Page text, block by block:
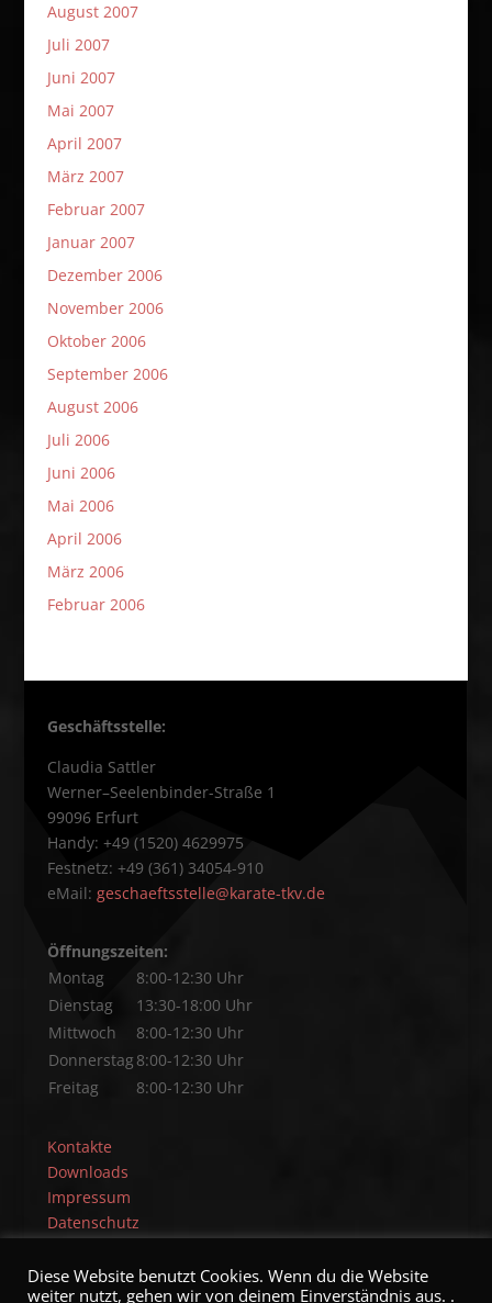
August 2007
Juli 2007
Juni 2007
Mai 2007
April 2007
März 2007
Februar 2007
Januar 2007
Dezember 2006
November 2006
Oktober 2006
September 2006
August 2006
Juli 2006
Juni 2006
Mai 2006
April 2006
März 2006
Februar 2006
Geschäftsstelle:
Claudia Sattler
Werner–Seelenbinder-Straße 1
99096 Erfurt
Handy: +49 (1520) 4629975
Festnetz: +49 (361) 34054-910
eMail: geschaeftsstelle@karate-tkv.de
Öffnungszeiten:
Montag
8:00-12:30 Uhr
Dienstag
13:30-18:00 Uhr
Mittwoch
8:00-12:30 Uhr
Donnerstag 8:00-12:30 Uhr
Freitag
8:00-12:30 Uhr
Kontakte
Downloads
Impressum
Datenschutz
Diese Website benutzt Cookies. Wenn du die Website
weiter nutzt, gehen wir von deinem Einverständnis aus. .